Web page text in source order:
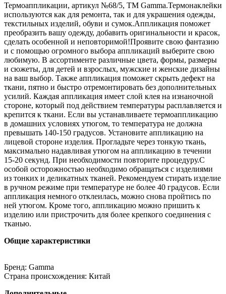
Термоаппликации, артикул №68/5, ТМ Gamma.Термонаклейки
используются как для ремонта, так и для украшения одежды,
текстильных изделий, обуви и сумок.Аппликация поможет
преобразить вашу одежду, добавить оригинальности и красок,
сделать особенной и неповторимой!Проявите свою фантазию
и с помощью огромного выбора аппликаций выберите свою
любимую. В ассортименте различные цвета, формы, размеры
и сюжеты, для детей и взрослых, мужские и женские дизайны
на ваш выбор. Также аппликация поможет скрыть дефект на
ткани, пятно и быстро отремонтировать без дополнительных
усилий. Каждая аппликация имеет слой клея на изнаночной
стороне, который под действием температуры расплавляется и
крепится к ткани. Если вы устанавливаете термоаппликацию
в домашних условиях утюгом, то температура не должна
превышать 140-150 градусов. Установите аппликацию на
лицевой стороне изделия. Прогладьте через тонкую ткань,
максимально надавливая утюгом на аппликацию в течении
15-20 секунд. При необходимости повторите процедуру.С
особой осторожностью необходимо обращаться с изделиями
из тонких и деликатных тканей. Рекомендуем стирать изделие
в ручном режиме при температуре не более 40 градусов. Если
аппликация немного отклеилась, можно снова пройтись по
ней утюгом. Кроме того, аппликацию можно пришить к
изделию или пристрочить для более крепкого соединения с
тканью.
Общие характеристики
Бренд: Gamma
Страна происхождения: Китай